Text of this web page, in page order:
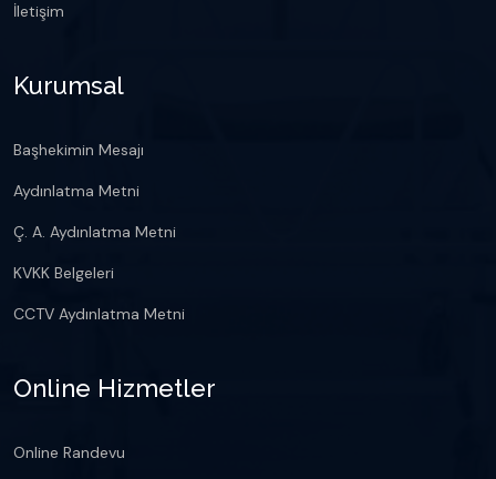
İletişim
Kurumsal
Başhekimin Mesajı
Aydınlatma Metni
Ç. A. Aydınlatma Metni
KVKK Belgeleri
CCTV Aydınlatma Metni
Online Hizmetler
Online Randevu